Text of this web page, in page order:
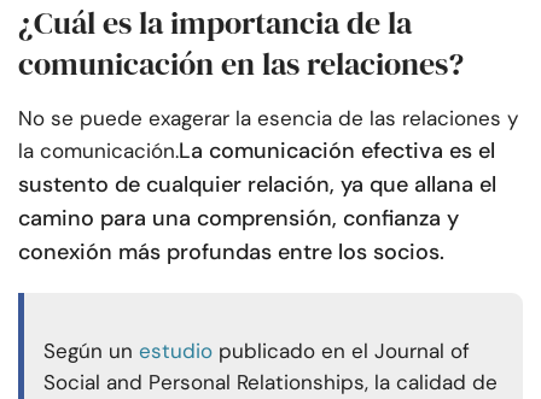
¿Cuál es la importancia de la
comunicación en las relaciones?
No se puede exagerar la esencia de las relaciones y
la comunicación.La comunicación efectiva es el
sustento de cualquier relación, ya que allana el
camino para una comprensión, confianza y
conexión más profundas entre los socios.
Según un estudio publicado en el Journal of
Social and Personal Relationships, la calidad de